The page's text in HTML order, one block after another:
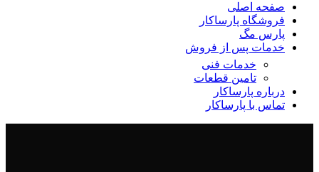
صفحه اصلی
فروشگاه پارساکار
پارس مگ
خدمات پس از فروش
خدمات فنی
تامین قطعات
درباره پارساکار
تماس با پارساکار